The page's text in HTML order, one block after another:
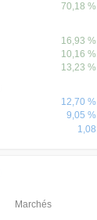
70,18 %
16,93 %
10,16 %
13,23 %
12,70 %
9,05 %
1,08
Marchés